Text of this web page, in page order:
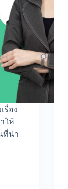
รื่อง
ให้
ที่น่า